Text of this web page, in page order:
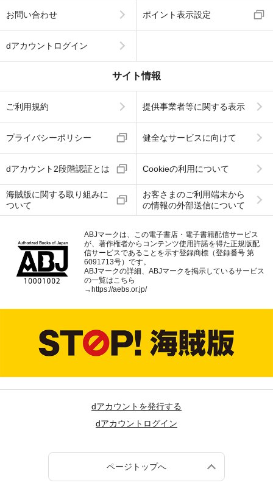
お問い合わせ ポイント表示設定
dアカウントログイン
サイト情報
ご利用規約 提供事業者等に関する表示
プライバシーポリシー 健全なサービスに向けて
dアカウント2段階認証とは Cookieの利用について
海賊版に関する取り組みに
ついて
お客さまのご利用端末から
の情報の外部送信について
ABJマークは、この電子書店・電子書籍配信サービス
が、著作権者からコンテンツ使用許諾を得た正規版配
信サービスであることを示す登録商標（登録番号 第
6091713号）です。
ABJマークの詳細、ABJマークを掲示しているサービス
の一覧はこちら
→ https://aebs.or.jp/
dアカウントを発行する
dアカウントログイン
ページトップへ